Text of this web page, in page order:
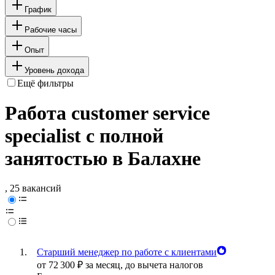
График
Рабочие часы
Опыт
Уровень дохода
Ещё фильтры
Работа customer service
specialist с полной
занятостью в Балахне
, 25 вакансий
Старший менеджер по работе с клиентами
от 72 300 ₽ за месяц, до вычета налогов